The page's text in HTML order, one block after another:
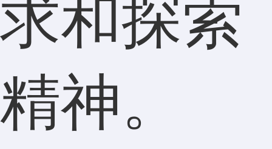
求和探索
精神。